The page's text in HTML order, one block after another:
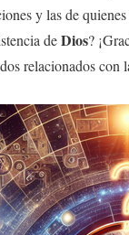
y las de
deDios?
relacionados con